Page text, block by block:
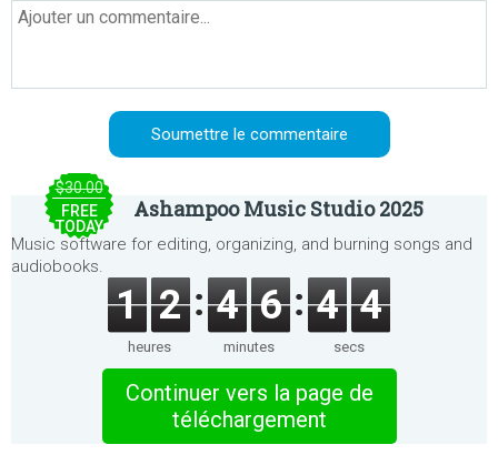
$30.00
FREE
TODAY
Ashampoo Music Studio 2025
Music software for editing, organizing, and burning songs and
audiobooks.
1 2
heures
4 6
minutes
4 4
secs
Continuer vers la page de
téléchargement